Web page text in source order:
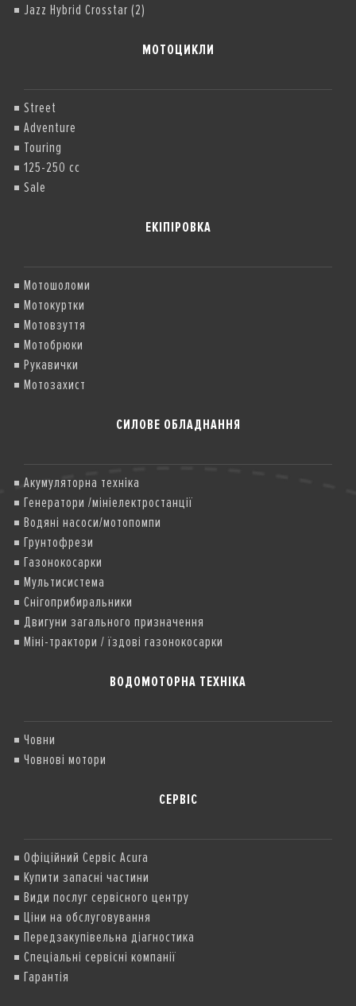
Jazz Hybrid Crosstar (2)
МОТОЦИКЛИ
Street
Adventure
Touring
125-250 cc
Sale
ЕКІПІРОВКА
Мотошоломи
Мотокуртки
Мотовзуття
Мотобрюки
Рукавички
Мотозахист
СИЛОВЕ ОБЛАДНАННЯ
Акумуляторна техніка
Генератори /мініелектростанції
Водяні насоси/мотопомпи
Грунтофрези
Газонокосарки
Мультисистема
Снігоприбиральники
Двигуни загального призначення
Міні-трактори / їздові газонокосарки
ВОДОМОТОРНА ТЕХНІКА
Човни
Човнові мотори
СЕРВІС
Офіційний Сервіс Acura
Купити запасні частини
Види послуг сервісного центру
Ціни на обслуговування
Передзакупівельна діагностика
Спеціальні сервісні компанії
Гарантія